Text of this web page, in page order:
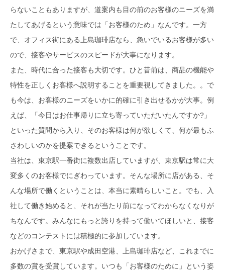
らないこともありますが、道案内も目の前のお客様のニーズを満
たしてあげるという意味では「お客様のため」なんです。一方
で、オフィス街にある上島珈琲店なら、急いでいるお客様が多い
ので、接客やサービスのスピードが大事になります。
また、時代に合った接客も大切です。ひと昔前は、商品の機能や
特性を正しくお客様へ説明することを重要視してきました。。で
も今は、お客様のニーズをいかに的確に引き出せるかが大事。例
えば、「今日はお仕事帰りに立ち寄っていただいたんですか?」
といった質問から入り、そのお客様は何が欲しくて、何が最もふ
さわしいのかを提案できるということです。
当社は、東京駅一番街に複数出店していますが、東京駅は常に大
変多くのお客様でにぎわっています。そんな場所に店がある、そ
んな場所で働くということは、本当に素晴らしいこと。でも、入
社して働き始めると、それが当たり前になってわからなくなりが
ちなんです。みんなにもっと誇りを持って働いてほしいと、接客
などのコンテストには積極的に参加しています。
おかげさまで、東京駅や成田空港、上島珈琲店など、これまでに
多数の賞を受賞しています。いつも「お客様のために」という姿